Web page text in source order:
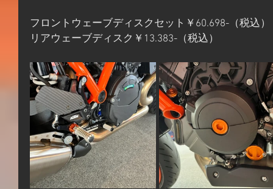
フロントウェーブディスクセット￥60.698-（税込）
リアウェーブディスク￥13.383-（税込）